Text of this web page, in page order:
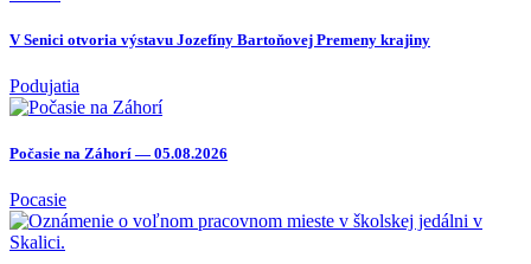
V Senici otvoria výstavu Jozefíny Bartoňovej Premeny krajiny
Podujatia
Počasie na Záhorí — 05.08.2026
Pocasie